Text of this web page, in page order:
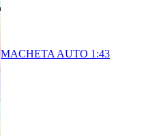
MACHETA AUTO 1:43